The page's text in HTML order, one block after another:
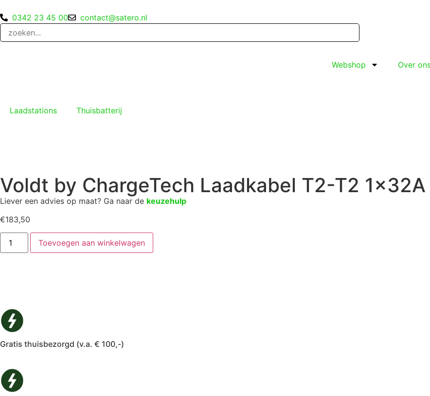
0342 23 45 00 contact@satero.nl
Webshop Over
Laadstations Thuisbatterij
Voldt by ChargeTech Laadkabel T2-T2
Liever een advies op maat? Ga naar de keuzehulp
€183,50
Toevoegen aan winkelwagen
Gratis thuisbezorgd (v.a. € 100,-)